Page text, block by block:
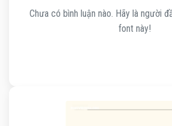
Chưa có bình luận nào. Hãy là người
font này!